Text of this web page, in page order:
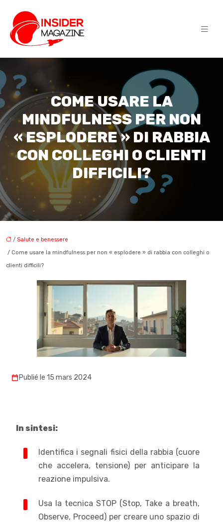
COME USARE LA
MINDFULNESS PER NON
« ESPLODERE » DI RABBIA
CON COLLEGHI O CLIENTI
DIFFICILI?
/ Salute e benessere
/ Come usare la mindfulness per non « esplodere » di rabbia con colleghi o
clienti difficili?
Publié le 15 mars 2024
In sintesi:
Identifica i segnali fisici della rabbia (cuore
che accelera, tensione) per anticipare la
reazione impulsiva.
Usa la tecnica STOP (Stop, Take a breath,
Observe, Proceed) per creare uno spazio di